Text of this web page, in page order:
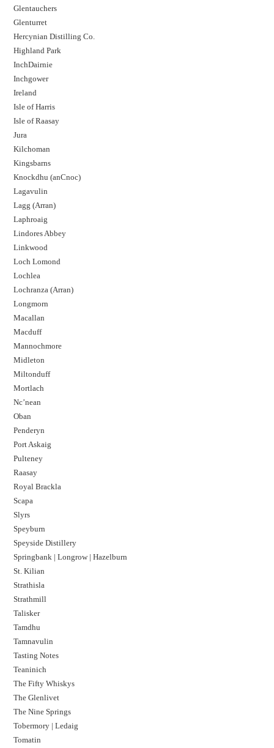
Glentauchers
Glenturret
Hercynian Distilling Co.
Highland Park
InchDairnie
Inchgower
Ireland
Isle of Harris
Isle of Raasay
Jura
Kilchoman
Kingsbarns
Knockdhu (anCnoc)
Lagavulin
Lagg (Arran)
Laphroaig
Lindores Abbey
Linkwood
Loch Lomond
Lochlea
Lochranza (Arran)
Longmorn
Macallan
Macduff
Mannochmore
Midleton
Miltonduff
Mortlach
Nc’nean
Oban
Penderyn
Port Askaig
Pulteney
Raasay
Royal Brackla
Scapa
Slyrs
Speyburn
Speyside Distillery
Springbank | Longrow | Hazelburn
St. Kilian
Strathisla
Strathmill
Talisker
Tamdhu
Tamnavulin
Tasting Notes
Teaninich
The Fifty Whiskys
The Glenlivet
The Nine Springs
Tobermory | Ledaig
Tomatin